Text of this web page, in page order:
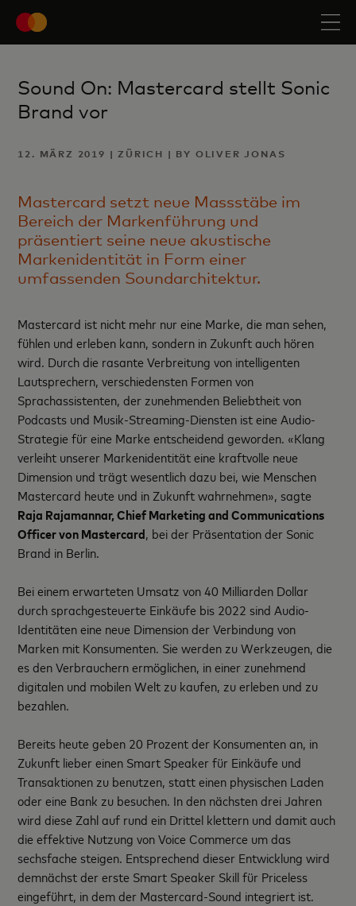
Sound On: Mastercard stellt Sonic
Brand vor
12. MÄRZ 2019 | ZÜRICH | BY OLIVER JONAS
Mastercard setzt neue Massstäbe im
Bereich der Markenführung und
präsentiert seine neue akustische
Markenidentität in Form einer
umfassenden Soundarchitektur.
Mastercard ist nicht mehr nur eine Marke, die man sehen,
fühlen und erleben kann, sondern in Zukunft auch hören
wird. Durch die rasante Verbreitung von intelligenten
Lautsprechern, verschiedensten Formen von
Sprachassistenten, der zunehmenden Beliebtheit von
Podcasts und Musik-Streaming-Diensten ist eine Audio-
Strategie für eine Marke entscheidend geworden. «Klang
verleiht unserer Markenidentität eine kraftvolle neue
Dimension und trägt wesentlich dazu bei, wie Menschen
Mastercard heute und in Zukunft wahrnehmen», sagte
Raja Rajamannar, Chief Marketing and Communications
Officer von Mastercard, bei der Präsentation der Sonic
Brand in Berlin.
Bei einem erwarteten Umsatz von 40 Milliarden Dollar
durch sprachgesteuerte Einkäufe bis 2022 sind Audio-
Identitäten eine neue Dimension der Verbindung von
Marken mit Konsumenten. Sie werden zu Werkzeugen, die
es den Verbrauchern ermöglichen, in einer zunehmend
digitalen und mobilen Welt zu kaufen, zu erleben und zu
bezahlen.
Bereits heute geben 20 Prozent der Konsumenten an, in
Zukunft lieber einen Smart Speaker für Einkäufe und
Transaktionen zu benutzen, statt einen physischen Laden
oder eine Bank zu besuchen. In den nächsten drei Jahren
wird diese Zahl auf rund ein Drittel klettern und damit auch
die effektive Nutzung von Voice Commerce um das
sechsfache steigen. Entsprechend dieser Entwicklung wird
demnächst der erste Smart Speaker Skill für Priceless
eingeführt, in dem der Mastercard-Sound integriert ist.